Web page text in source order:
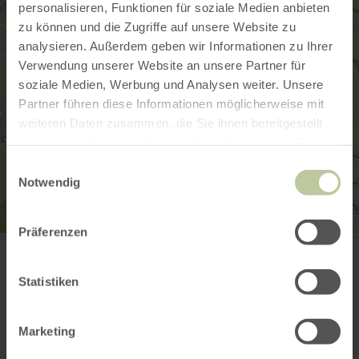
personalisieren, Funktionen für soziale Medien anbieten
zu können und die Zugriffe auf unsere Website zu
analysieren. Außerdem geben wir Informationen zu Ihrer
Verwendung unserer Website an unsere Partner für
soziale Medien, Werbung und Analysen weiter. Unsere
Partner führen diese Informationen möglicherweise mit
weiteren Daten zusammen, die Sie ihnen bereitgestellt
Notwendig
Präferenzen
Statistiken
Marketing
Rureifel Tourismus GmbH
+49 2473 55205 0
Site web